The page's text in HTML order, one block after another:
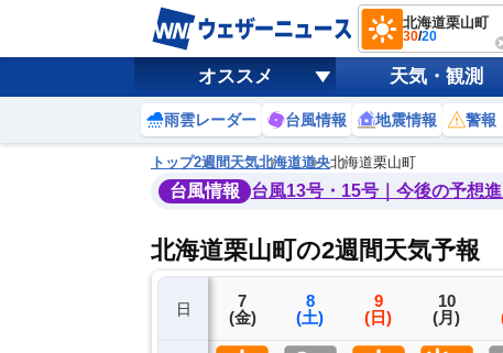
北海道栗山町
30/20
オススメ 天気・観測
雨雲レーダー 台風情報 地震情報 警報
トップ2週間天気北海道道央北海道栗山町
台風情報 台風13号・15号｜今後の予想
北海道栗山町の2週間天気予報
日
6
(木)
7
(金)
8
(土)
9
(日)
10
(月)